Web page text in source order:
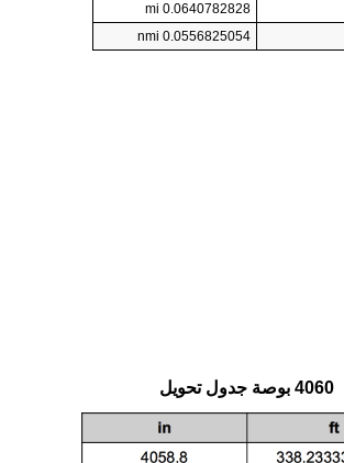
0.0640782828 mi
0.0556825054 nmi
4060 بوصة جدول تحويل